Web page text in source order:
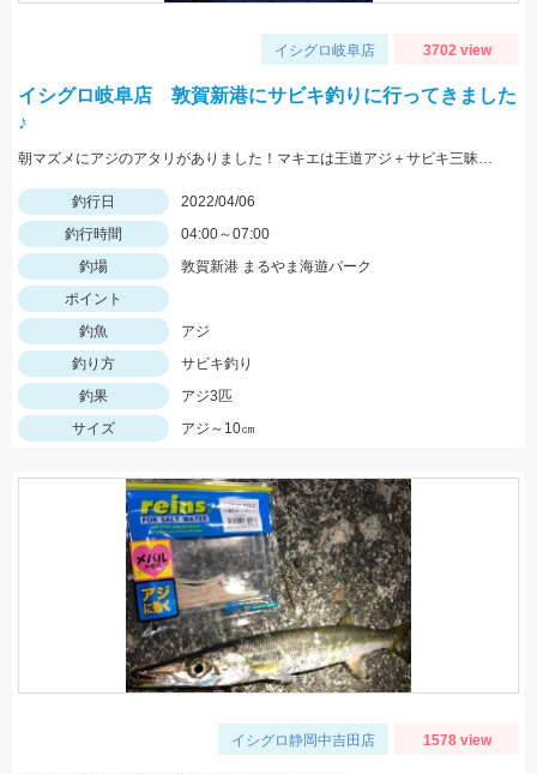
イシグロ岐阜店 3702 view
イシグロ岐阜店 敦賀新港にサビキ釣りに行ってきました
♪
朝マズメにアジのアタリがありました！マキエは王道アジ＋サビキ三昧がオススメ！！
釣行日
2022/04/06
釣行時間
04:00～07:00
釣場
敦賀新港 まるやま海遊パーク
ポイント
釣魚
アジ
釣り方
サビキ釣り
釣果
アジ3匹
サイズ
アジ～10㎝
イシグロ静岡中吉田店 1578 view